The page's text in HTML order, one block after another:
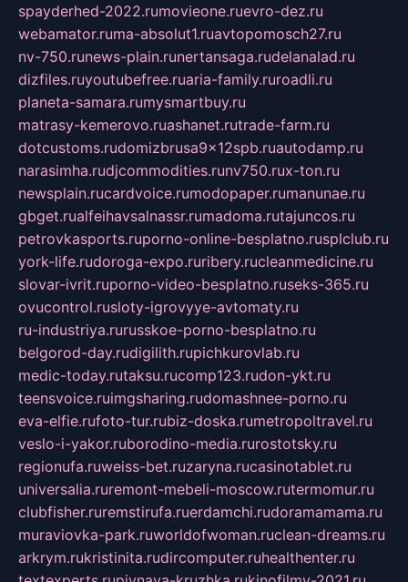
spayderhed-2022.rumovieone.ruevro-dez.ru
webamator.ruma-absolut1.ruavtopomosch27.ru
nv-750.runews-plain.runertansaga.rudelanalad.ru
dizfiles.ruyoutubefree.ruaria-family.ruroadli.ru
planeta-samara.rumysmartbuy.ru
matrasy-kemerovo.ruashanet.rutrade-farm.ru
dotcustoms.rudomizbrusa9x12spb.ruautodamp.ru
narasimha.rudjcommodities.runv750.rux-ton.ru
newsplain.rucardvoice.rumodopaper.rumanunae.ru
gbget.rualfeihavsalnassr.rumadoma.rutajuncos.ru
petrovkasports.ruporno-online-besplatno.rusplclub.ru
york-life.rudoroga-expo.ruribery.rucleanmedicine.ru
slovar-ivrit.ruporno-video-besplatno.ruseks-365.ru
ovucontrol.rusloty-igrovyye-avtomaty.ru
ru-industriya.rurusskoe-porno-besplatno.ru
belgorod-day.rudigilith.rupichkurovlab.ru
medic-today.rutaksu.rucomp123.rudon-ykt.ru
teensvoice.ruimgsharing.rudomashnee-porno.ru
eva-elfie.rufoto-tur.rubiz-doska.rumetropoltravel.ru
veslo-i-yakor.ruborodino-media.rurostotsky.ru
regionufa.ruweiss-bet.ruzaryna.rucasinotablet.ru
universalia.ruremont-mebeli-moscow.rutermomur.ru
clubfisher.ruremstirufa.ruerdamchi.rudoramamama.ru
muraviovka-park.ruworldofwoman.ruclean-dreams.ru
arkrym.rukristinita.rudircomputer.ruhealthenter.ru